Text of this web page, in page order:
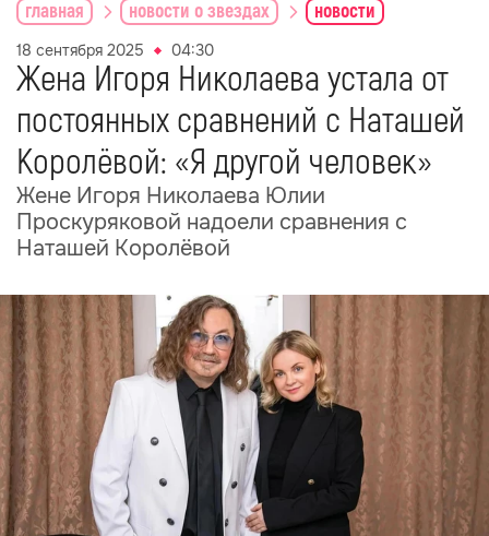
главная новости о звездах новости
18 сентября 2025 04:30
Жена Игоря Николаева устала от
постоянных сравнений с Наташей
Королёвой: «Я другой человек»
Жене Игоря Николаева Юлии
Проскуряковой надоели сравнения с
Наташей Королёвой